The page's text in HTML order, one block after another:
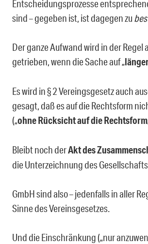
Entscheidungsprozesse
sind – gegeben ist, ist dagegen zu
Der ganze Aufwand wird in der Regel
getrieben, wenn die Sache auf „
Es wird in § 2 Vereingsgesetz auch
gesagt, daß es auf die Rechtsform
(„ohne Rücksicht auf die Rechtsform
Bleibt noch derAkt des
die Unterzeichnung des
GmbH sind also – jedenfalls in aller
Sinne des Vereinsgesetzes.
Und die Einschränkung („nur